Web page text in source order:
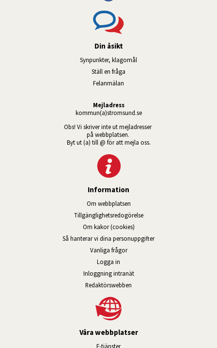
Din åsikt
Synpunkter, klagomål
Ställ en fråga
Felanmälan
Mejladress
kommun(a)stromsund.se
Obs! Vi skriver inte ut mejladresser
på webbplatsen.
Byt ut (a) till @ för att mejla oss.
Information
Om webbplatsen
Tillgänglig­hets­redo­görelse
Om kakor (cookies)
Så hanterar vi dina personuppgifter
Vanliga frågor
Logga in
Inloggning intranätÖppnas i nytt fönster.
Redaktörswebben
Våra webbplatser
E-tjänsterLänk till annan webbplats, öppnas i